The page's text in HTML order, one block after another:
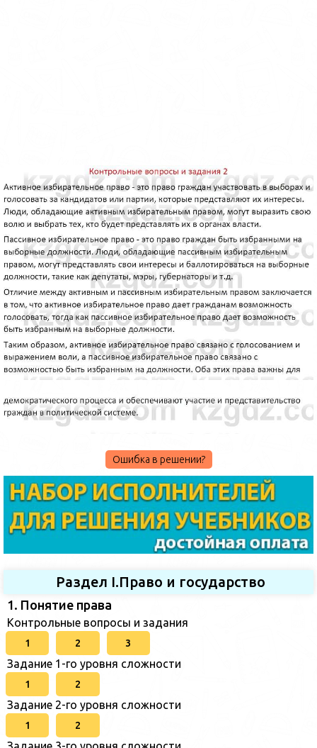
Ошибка в решении?
Раздел I.Право и государство
1. Понятие права
Контрольные вопросы и задания
1 2 3
Задание 1-го уровня сложности
1 2
Задание 2-го уровня сложности
1 2